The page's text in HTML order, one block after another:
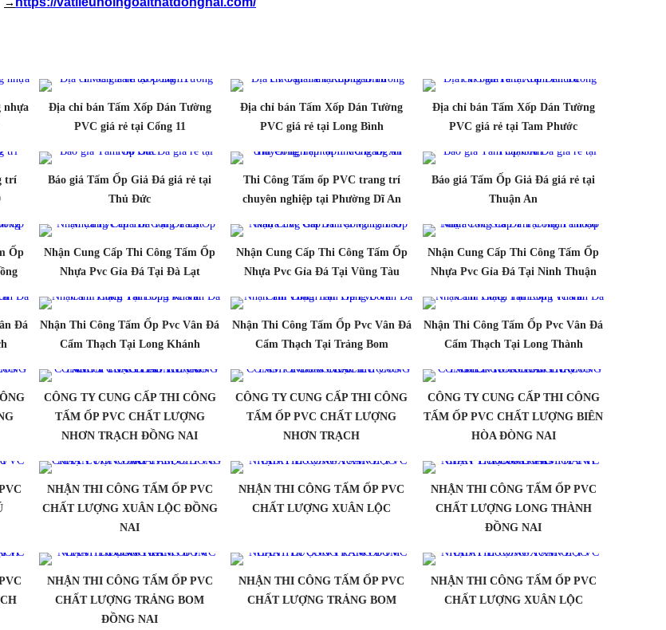
→
nhựa
Địa chỉ bán Tấm Xốp Dán Tường
PVC giá rẻ tại Cổng 11
Địa chỉ bán Tấm Xốp Dán Tường
PVC giá rẻ tại Long Bình
Địa chỉ bán Tấm Xốp Dán Tường
PVC giá rẻ tại Tam Phước
trí
Báo giá Tấm Ốp Giả Đá giá rẻ tại
Thủ Đức
Thi Công Tấm ốp PVC trang trí
chuyên nghiệp tại Phường Dĩ An
Báo giá Tấm Ốp Giả Đá giá rẻ tại
Thuận An
Ốp
Nhận Cung Cấp Thi Công Tấm Ốp
Nhựa Pvc Gỉa Đá Tại Đà Lạt
Nhận Cung Cấp Thi Công Tấm Ốp
Nhựa Pvc Gỉa Đá Tại Vũng Tàu
Nhận Cung Cấp Thi Công Tấm Ốp
Nhựa Pvc Gỉa Đá Tại Ninh Thuận
Đá
Nhận Thi Công Tấm Ốp Pvc Vân Đá
Cẩm Thạch Tại Long Khánh
Nhận Thi Công Tấm Ốp Pvc Vân Đá
Cẩm Thạch Tại Trảng Bom
Nhận Thi Công Tấm Ốp Pvc Vân Đá
Cẩm Thạch Tại Long Thành
CÔNG TY CUNG CẤP THI CÔNG
TẤM ỐP PVC CHẤT LƯỢNG
NHƠN TRẠCH ĐỒNG NAI
CÔNG TY CUNG CẤP THI CÔNG
TẤM ỐP PVC CHẤT LƯỢNG
NHƠN TRẠCH
CÔNG TY CUNG CẤP THI CÔNG
TẤM ỐP PVC CHẤT LƯỢNG BIÊN
HÒA ĐÒNG NAI
NHẬN THI CÔNG TẤM ỐP PVC
CHẤT LƯỢNG XUÂN LỘC ĐỒNG
NAI
NHẬN THI CÔNG TẤM ỐP PVC
CHẤT LƯỢNG XUÂN LỘC
NHẬN THI CÔNG TẤM ỐP PVC
CHẤT LƯỢNG LONG THÀNH
ĐỒNG NAI
NHẬN THI CÔNG TẤM ỐP PVC
CHẤT LƯỢNG TRẢNG BOM
ĐỒNG NAI
NHẬN THI CÔNG TẤM ỐP PVC
CHẤT LƯỢNG TRẢNG BOM
NHẬN THI CÔNG TẤM ỐP PVC
CHẤT LƯỢNG XUÂN LỘC